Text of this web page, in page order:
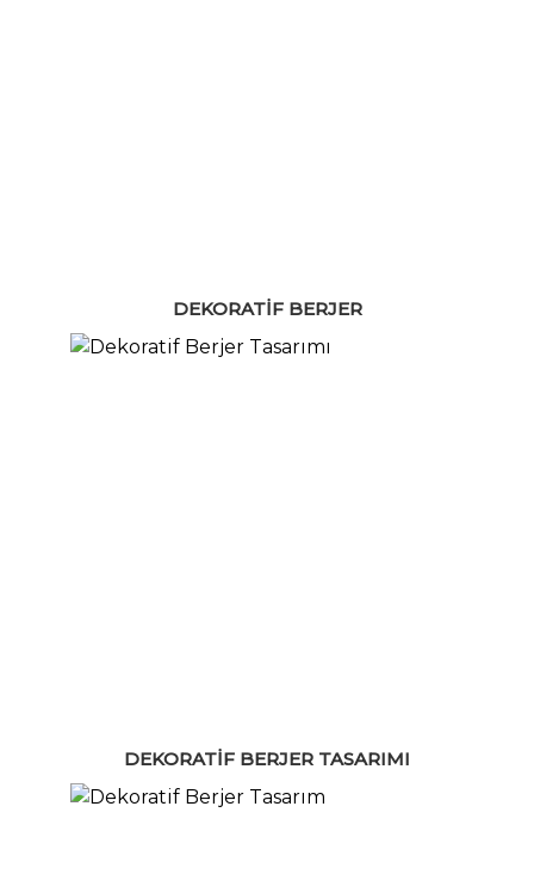
DEKORATIF BERJER
DEKORATIF BERJER TASARIMI